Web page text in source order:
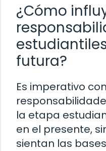
¿Cómo
futura?
Es imperativo
la etapa
en el presente,
sientan las